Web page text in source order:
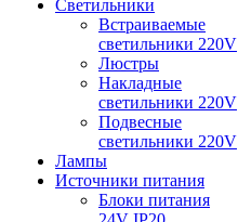
Светильники
Встраиваемые
светильники 220V
Люстры
Накладные
светильники 220V
Подвесные
светильники 220V
Лампы
Источники питания
Блоки питания